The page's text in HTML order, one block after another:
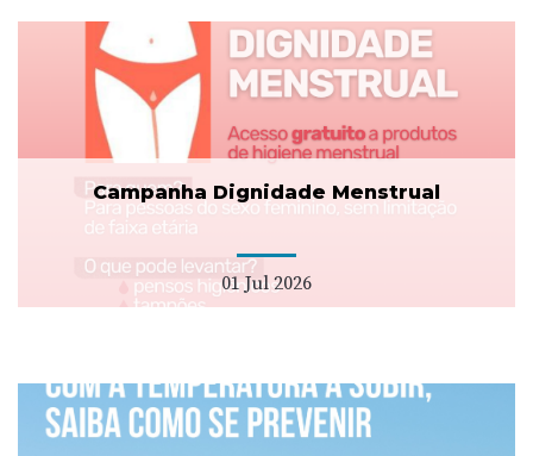
Campanha Dignidade Menstrual
01 Jul 2026